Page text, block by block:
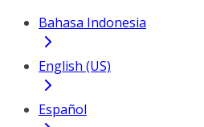
Bahasa Indonesia
English (US)
Español